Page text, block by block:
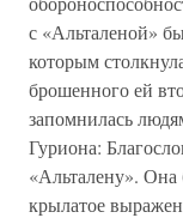
с «Альталеной»
которым
брошенного ей
запомнилась
Гуриона:
«Альталену». Она
крылатое